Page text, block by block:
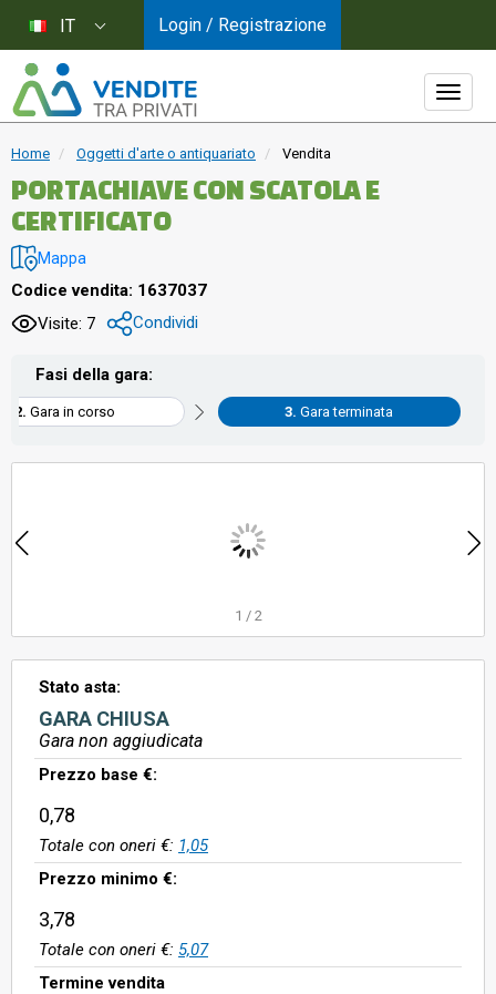
Home Oggetti d'arte o antiquariato Vendita
PORTACHIAVE CON SCATOLA E
CERTIFICATO
Mappa
Codice vendita: 1637037
Visite: 7
Condividi
Fasi della gara:
Gara in corso Gara terminata
1 / 2
Stato asta:
GARA CHIUSA
Gara non aggiudicata
Prezzo base €:
0,78
Totale con oneri €: 1,05
Prezzo minimo €:
3,78
Totale con oneri €: 5,07
Termine vendita
IT Login / Registrazione